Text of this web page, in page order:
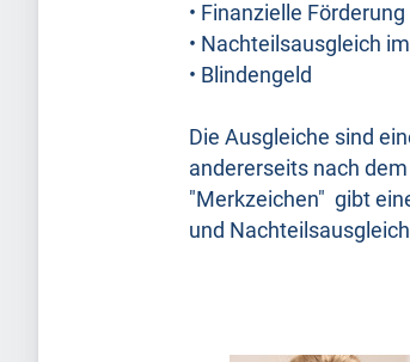
• Finanzielle
• Nachteilsausgleich
• Blindengeld
Die Ausgleiche sind
andererseits nach
"Merkzeichen" gibt
und